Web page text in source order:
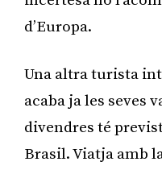
d’Europa.
Una altra turista
acaba ja les seves
divendres té
Brasil. Viatja amb